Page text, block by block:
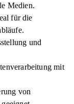
Medien.
für die
und
mit
von